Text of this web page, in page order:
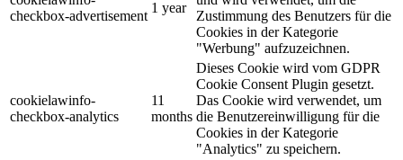
checkbox-advertisement
1 year
Zustimmung des Benutzers für die
Cookies in der Kategorie
"Werbung" aufzuzeichnen.
cookielawinfo-
checkbox-analytics
11
months
Dieses Cookie wird vom GDPR
Cookie Consent Plugin gesetzt.
Das Cookie wird verwendet, um
die Benutzereinwilligung für die
Cookies in der Kategorie
"Analytics" zu speichern.